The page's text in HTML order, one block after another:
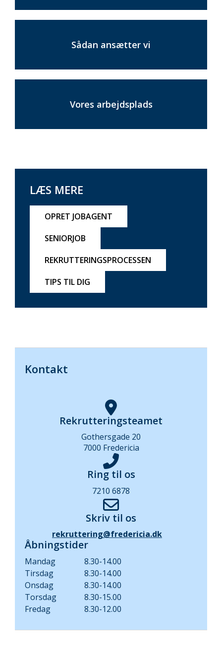
Sådan ansætter vi
Vores arbejdsplads
LÆS MERE
OPRET JOBAGENT
SENIORJOB
REKRUTTERINGSPROCESSEN
TIPS TIL DIG
Kontakt
Rekrutteringsteamet
Gothersgade 20
7000 Fredericia
Ring til os
7210 6878
Skriv til os
rekruttering@fredericia.dk
Åbningstider
Mandag
8.30-14.00
Tirsdag
8.30-14.00
Onsdag
8.30-14.00
Torsdag
8.30-15.00
Fredag
8.30-12.00